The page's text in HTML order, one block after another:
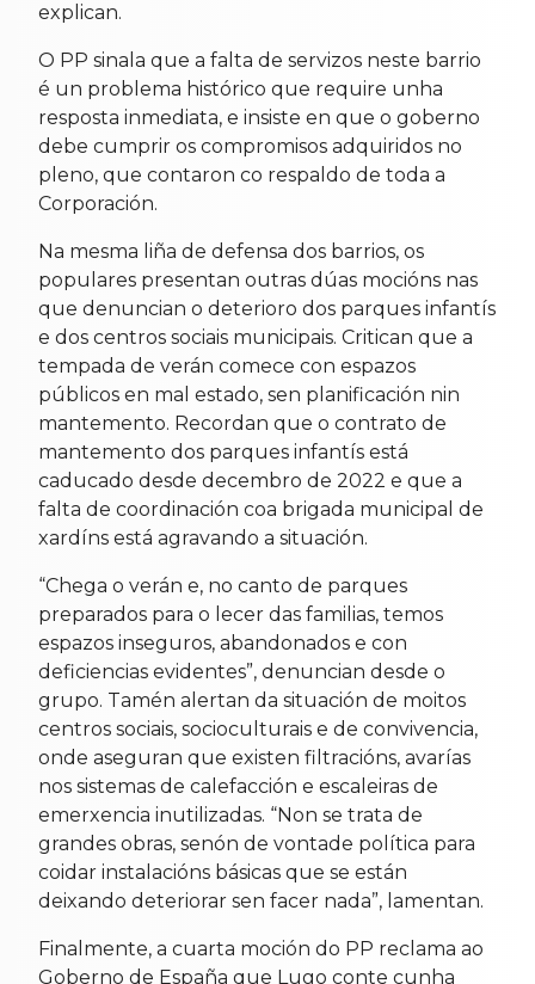
explican.
O PP sinala que a falta de servizos neste barrio
é un problema histórico que require unha
resposta inmediata, e insiste en que o goberno
debe cumprir os compromisos adquiridos no
pleno, que contaron co respaldo de toda a
Corporación.
Na mesma liña de defensa dos barrios, os
populares presentan outras dúas mocións nas
que denuncian o deterioro dos parques infantís
e dos centros sociais municipais. Critican que a
tempada de verán comece con espazos
públicos en mal estado, sen planificación nin
mantemento. Recordan que o contrato de
mantemento dos parques infantís está
caducado desde decembro de 2022 e que a
falta de coordinación coa brigada municipal de
xardíns está agravando a situación.
“Chega o verán e, no canto de parques
preparados para o lecer das familias, temos
espazos inseguros, abandonados e con
deficiencias evidentes”, denuncian desde o
grupo. Tamén alertan da situación de moitos
centros sociais, socioculturais e de convivencia,
onde aseguran que existen filtracións, avarías
nos sistemas de calefacción e escaleiras de
emerxencia inutilizadas. “Non se trata de
grandes obras, senón de vontade política para
coidar instalacións básicas que se están
deixando deteriorar sen facer nada”, lamentan.
Finalmente, a cuarta moción do PP reclama ao
Goberno de España que Lugo conte cunha